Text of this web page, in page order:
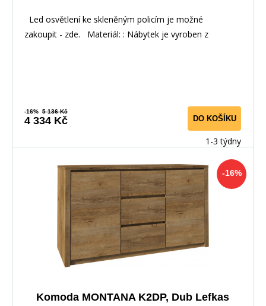
Led osvětlení ke skleněným policím je možné
zakoupit - zde. Materiál: : Nábytek je vyroben z
-16% 5 136 Kč
4 334 Kč DO KOŠÍKU
1-3 týdny
-16%
Komoda MONTANA K2DP, Dub Lefkas